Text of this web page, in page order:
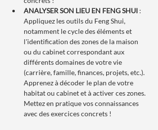
ANALYSER SON LIEU EN FENG SHUI :
Appliquez les outils du Feng Shui,
notamment le cycle des éléments et
l'identification des zones de la maison
ou du cabinet correspondant aux
différents domaines de votre vie
(carrière, famille, finances, projets, etc.).
Apprenez à décoder le plan de votre
habitat ou cabinet et à activer ces zones.
Mettez en pratique vos connaissances
avec des exercices concrets !